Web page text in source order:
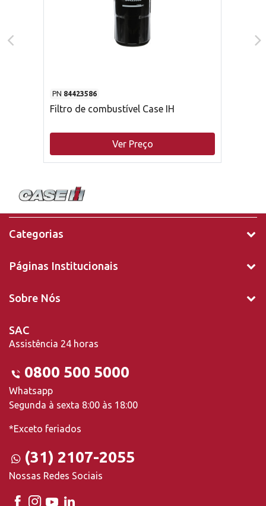
PN 84423586
Filtro de combustível Case IH
Ver Preço
Categorias
Páginas Institucionais
Sobre Nós
SAC
Assistência 24 horas
0800 500 5000
Whatsapp
Segunda à sexta 8:00 às 18:00
*Exceto feriados
(31) 2107-2055
Nossas Redes Sociais